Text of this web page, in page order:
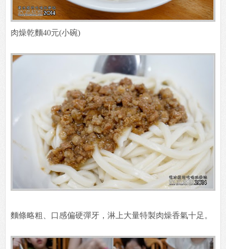
肉燥乾麵40元(小碗)
麵條略粗、口感偏硬彈牙，淋上大量特製肉燥香氣十足。